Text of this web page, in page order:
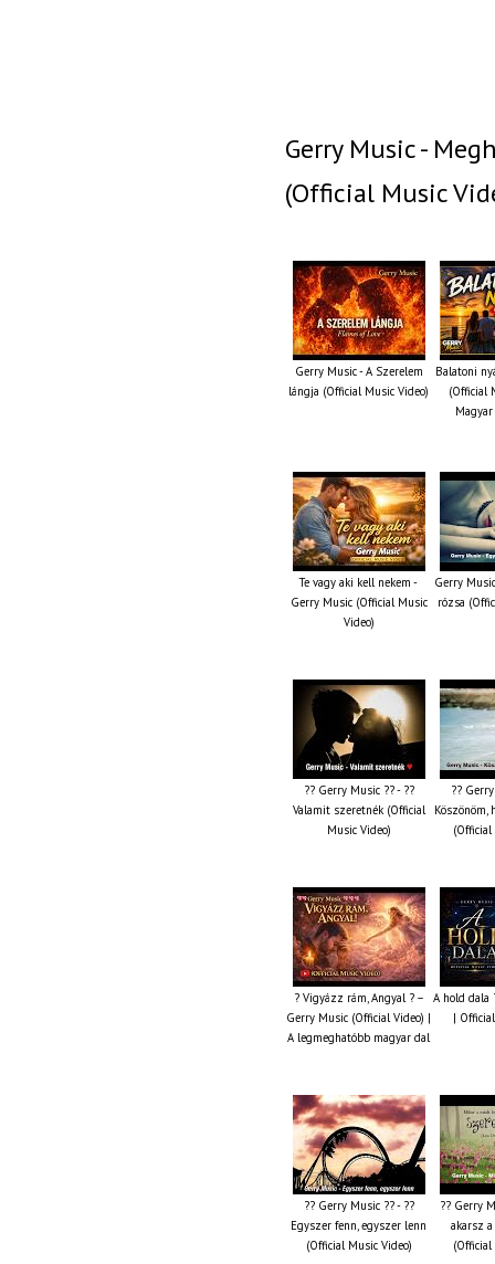
Gerry Music -
(Official Music
Gerry Music - A Szerelem
lángja (Official Music Video)
Balatoni
(Official
Te vagy aki kell nekem -
Gerry Music (Official Music
Video)
Gerry
rózsa
?? Gerry Music ?? - ??
Valamit szeretnék (Official
Music Video)
??
Köszönöm,
(Official
? Vigyázz rám, Angyal ? –
Gerry Music (Official Video) |
A legmeghatóbb magyar dal
A hold dala
|
?? Gerry Music ?? - ??
Egyszer fenn, egyszer lenn
(Official Music Video)
?? Gerry
akarsz
(Official